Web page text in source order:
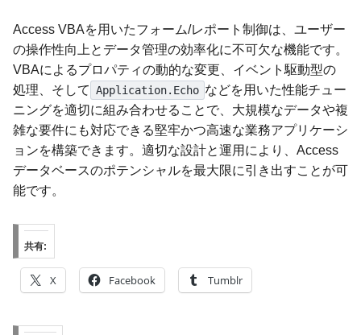
Access VBAを用いたフォーム/レポート制御は、ユーザー
の操作性向上とデータ管理の効率化に不可欠な機能です。
VBAによるプロパティの動的な変更、イベント駆動型の
処理、そして Application.Echo などを用いた性能チュー
ニングを適切に組み合わせることで、大規模なデータや複
雑な要件にも対応できる堅牢かつ高速な業務アプリケーシ
ョンを構築できます。適切な設計と運用により、Access
データベースのポテンシャルを最大限に引き出すことが可
能です。
共有:
X Facebook Tumblr